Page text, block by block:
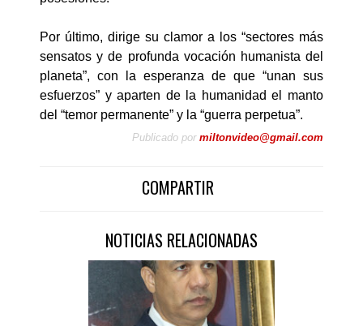
Por último, dirige su clamor a los “sectores más
sensatos y de profunda vocación humanista del
planeta”, con la esperanza de que “unan sus
esfuerzos” y aparten de la humanidad el manto
del “temor permanente” y la “guerra perpetua”.
Publicado por miltonvideo@gmail.com
COMPARTIR
NOTICIAS RELACIONADAS